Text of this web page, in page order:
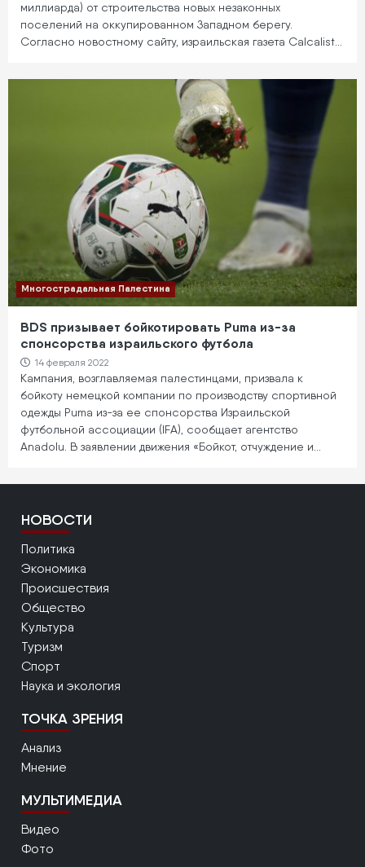
миллиарда) от строительства новых незаконных
поселений на оккупированном Западном берегу.
Согласно новостному сайту, израильская газета Calcalist…
Многострадальная Палестина
BDS призывает бойкотировать Puma из-за
спонсорства израильского футбола
14 февраля 2022
Кампания, возглавляемая палестинцами, призвала к
бойкоту немецкой компании по производству спортивной
одежды Puma из-за ее спонсорства Израильской
футбольной ассоциации (IFA), сообщает агентство
Anadolu. В заявлении движения «Бойкот, отчуждение и…
НОВОСТИ
Политика
Экономика
Происшествия
Общество
Культура
Туризм
Спорт
Наука и экология
ТОЧКА ЗРЕНИЯ
Анализ
Мнение
МУЛЬТИМЕДИА
Видео
Фото